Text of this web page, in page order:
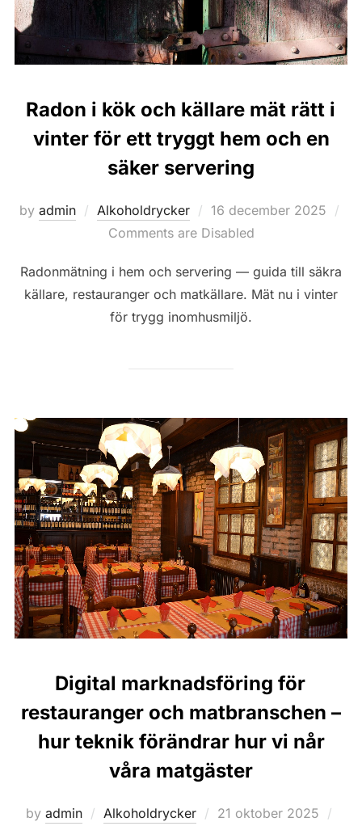
Radon i kök och källare mät rätt i
vinter för ett tryggt hem och en
säker servering
by admin Alkoholdrycker
Posted
on
16 december 2025
Comments are Disabled
Radonmätning i hem och servering — guida till säkra
källare, restauranger och matkällare. Mät nu i vinter
för trygg inomhusmiljö.
Digital marknadsföring för
restauranger och matbranschen –
hur teknik förändrar hur vi når
våra matgäster
by admin Alkoholdrycker
Posted
21 oktober 2025